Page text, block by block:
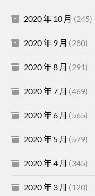
2020 年 10 月 (245)
2020 年 9 月 (280)
2020 年 8 月 (291)
2020 年 7 月 (469)
2020 年 6 月 (565)
2020 年 5 月 (579)
2020 年 4 月 (345)
2020 年 3 月 (120)